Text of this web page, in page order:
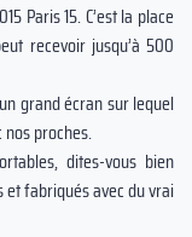
Paris 15. C’est la place
recevoir jusqu’à 500
grand écran sur lequel
proches.
dites-vous bien
et fabriqués avec du vrai